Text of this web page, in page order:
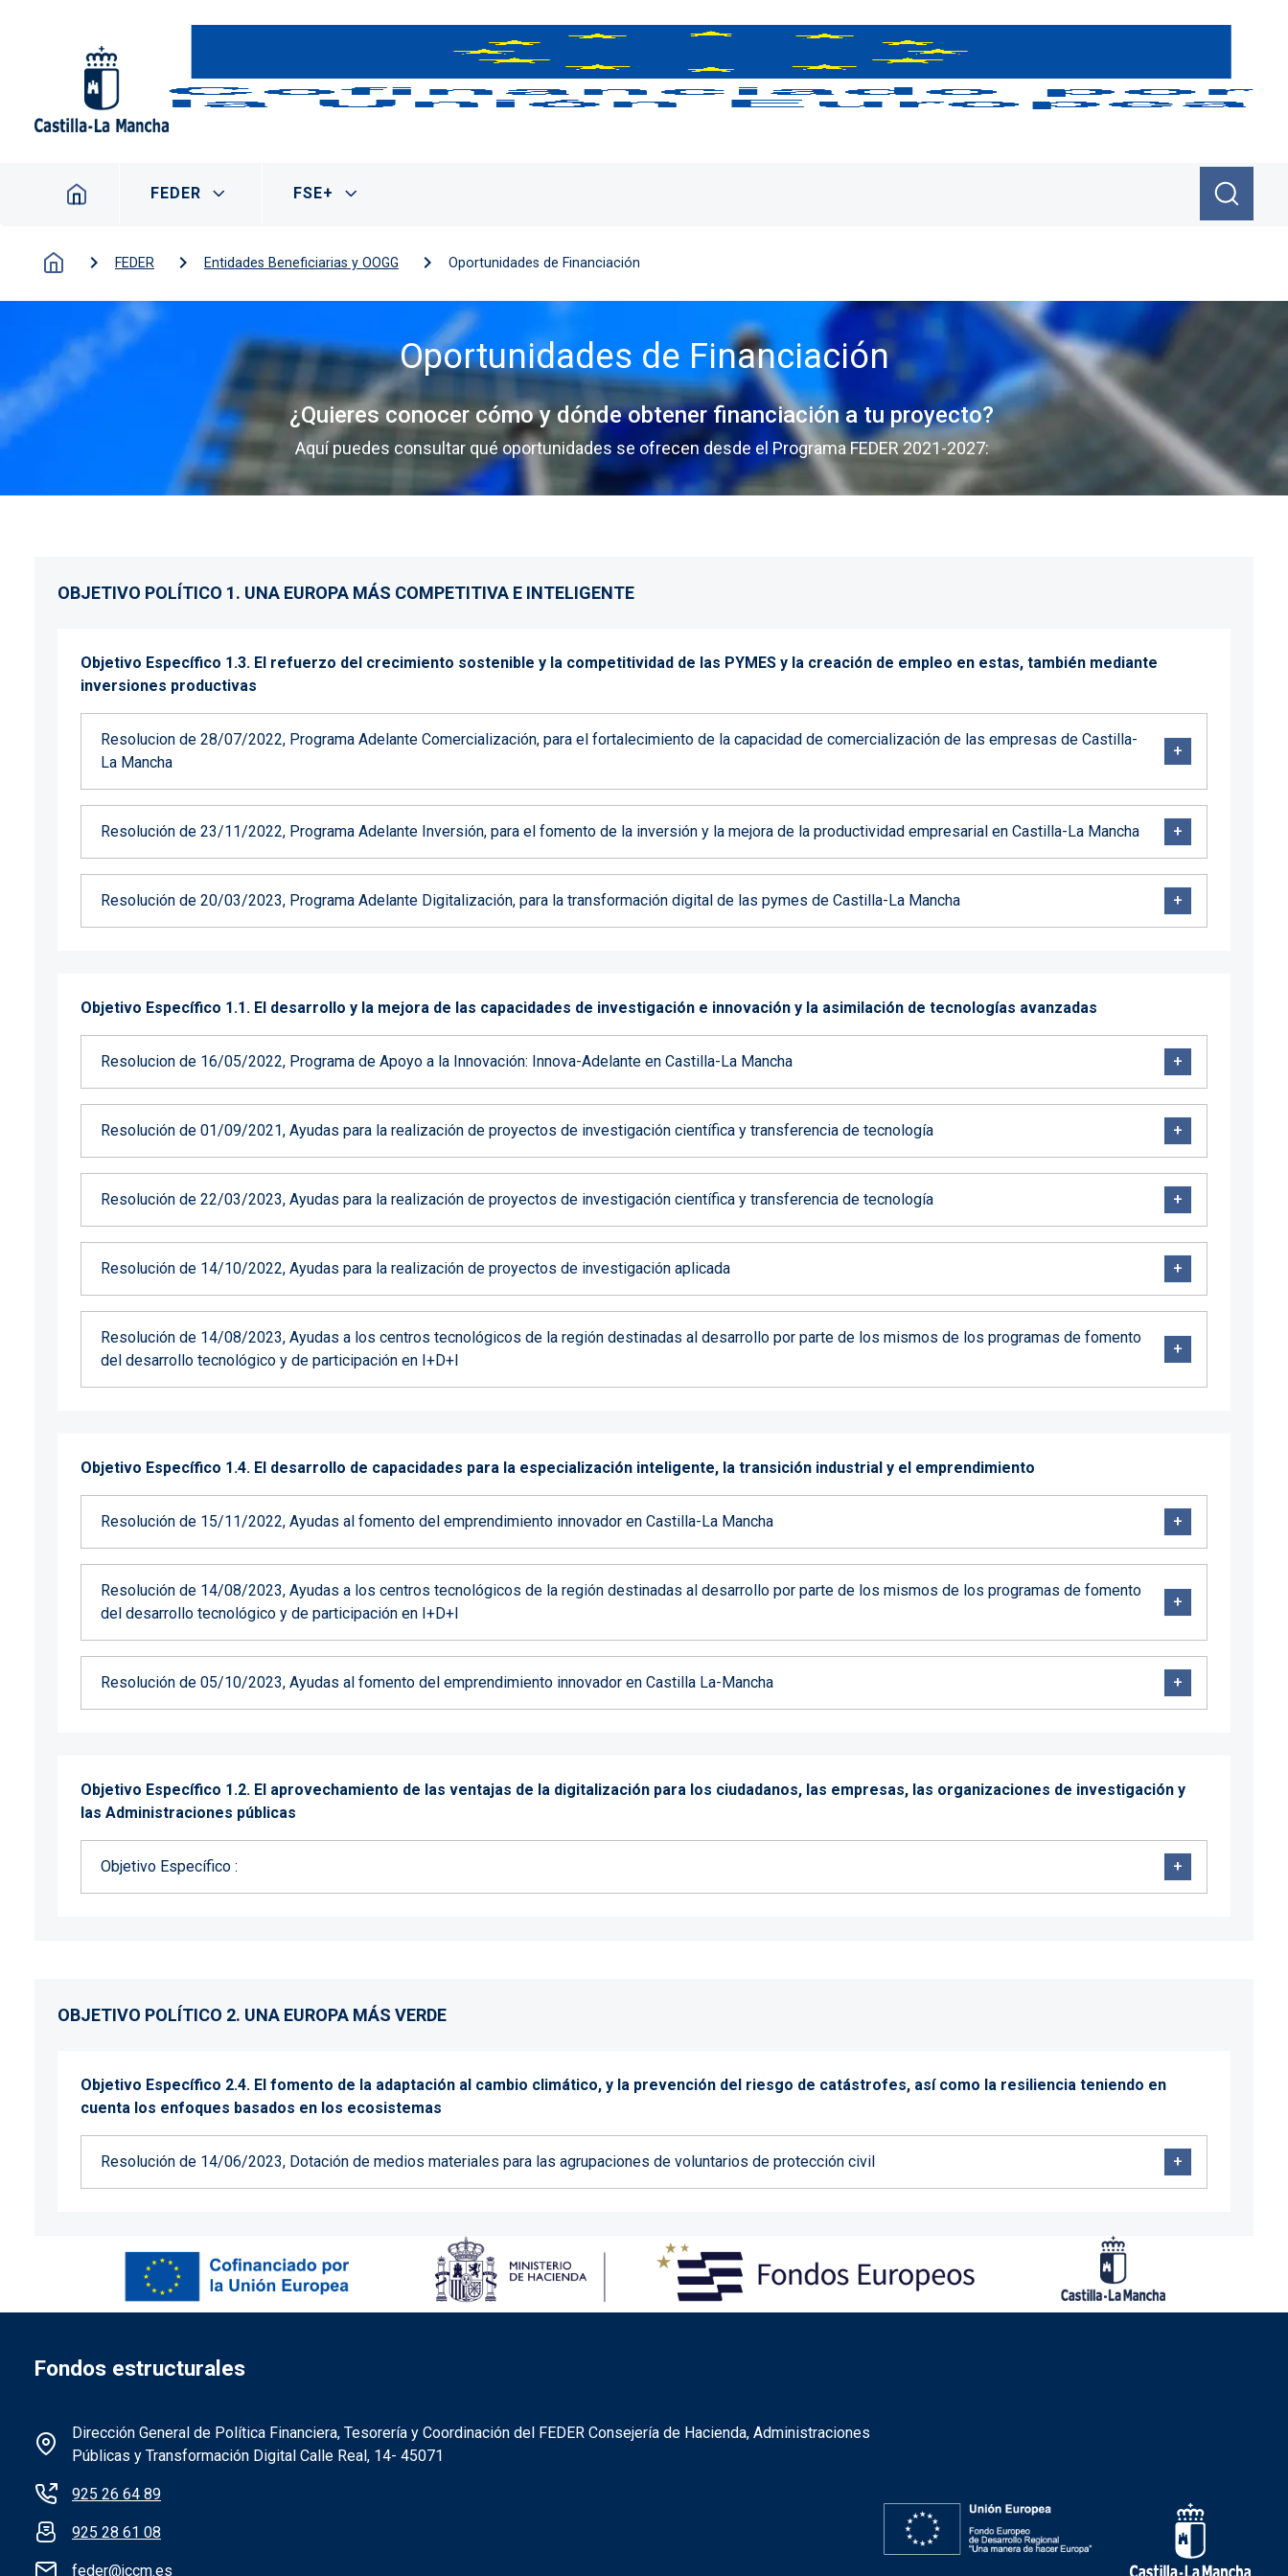
Navegación principal
FEDER FSE+
FEDER Entidades Beneficiarias y OOGG Oportunidades de Financiación
Oportunidades de Financiación
¿Quieres conocer cómo y dónde obtener financiación a tu proyecto?
Aquí puedes consultar qué oportunidades se ofrecen desde el Programa FEDER 2021-2027:
OBJETIVO POLÍTICO 1. UNA EUROPA MÁS COMPETITIVA E INTELIGENTE
Objetivo Específico 1.3. El refuerzo del crecimiento sostenible y la competitividad de las PYMES y la creación de empleo en estas, también mediante
inversiones productivas
Resolucion de 28/07/2022, Programa Adelante Comercialización, para el fortalecimiento de la capacidad de comercialización de las empresas de Castilla-
La Mancha
Resolución de 23/11/2022, Programa Adelante Inversión, para el fomento de la inversión y la mejora de la productividad empresarial en Castilla-La Mancha
Resolución de 20/03/2023, Programa Adelante Digitalización, para la transformación digital de las pymes de Castilla-La Mancha
Objetivo Específico 1.1. El desarrollo y la mejora de las capacidades de investigación e innovación y la asimilación de tecnologías avanzadas
Resolucion de 16/05/2022, Programa de Apoyo a la Innovación: Innova-Adelante en Castilla-La Mancha
Resolución de 01/09/2021, Ayudas para la realización de proyectos de investigación científica y transferencia de tecnología
Resolución de 22/03/2023, Ayudas para la realización de proyectos de investigación científica y transferencia de tecnología
Resolución de 14/10/2022, Ayudas para la realización de proyectos de investigación aplicada
Resolución de 14/08/2023, Ayudas a los centros tecnológicos de la región destinadas al desarrollo por parte de los mismos de los programas de fomento
del desarrollo tecnológico y de participación en I+D+I
Objetivo Específico 1.4. El desarrollo de capacidades para la especialización inteligente, la transición industrial y el emprendimiento
Resolución de 15/11/2022, Ayudas al fomento del emprendimiento innovador en Castilla-La Mancha
Resolución de 14/08/2023, Ayudas a los centros tecnológicos de la región destinadas al desarrollo por parte de los mismos de los programas de fomento
del desarrollo tecnológico y de participación en I+D+I
Resolución de 05/10/2023, Ayudas al fomento del emprendimiento innovador en Castilla La-Mancha
Objetivo Específico 1.2. El aprovechamiento de las ventajas de la digitalización para los ciudadanos, las empresas, las organizaciones de investigación y
las Administraciones públicas
Objetivo Específico :
OBJETIVO POLÍTICO 2. UNA EUROPA MÁS VERDE
Objetivo Específico 2.4. El fomento de la adaptación al cambio climático, y la prevención del riesgo de catástrofes, así como la resiliencia teniendo en
cuenta los enfoques basados en los ecosistemas
Resolución de 14/06/2023, Dotación de medios materiales para las agrupaciones de voluntarios de protección civil
Fondos estructurales
Información de la institución FEDER
Dirección General de Política Financiera, Tesorería y Coordinación del FEDER Consejería de Hacienda, Administraciones
Públicas y Transformación Digital Calle Real, 14- 45071
925 26 64 89
925 28 61 08
feder@jccm.es